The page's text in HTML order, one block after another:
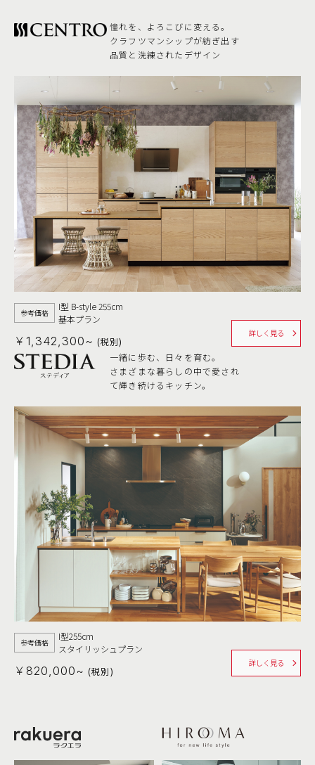
憧れを、よろこびに変える。
クラフツマンシップが紡ぎ出す
品質と洗練されたデザイン
参考価格
I型 B-style 255cm
基本プラン
￥1,342,300~ (税別)
詳しく見る
一緒に歩む、日々を育む。
さまざまな暮らしの中で愛され
て輝き続けるキッチン。
参考価格
I型255cm
スタイリッシュプラン
￥820,000~ (税別)
詳しく見る